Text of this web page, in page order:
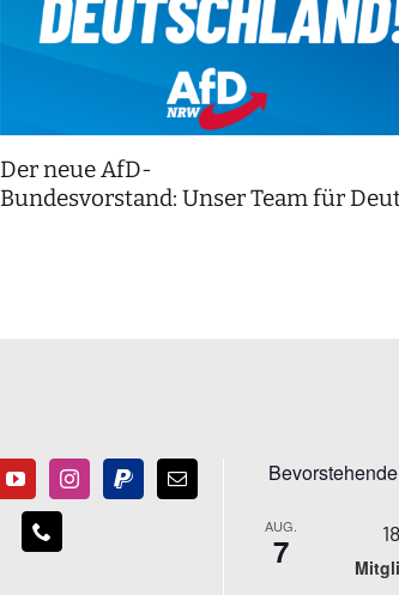
Der neue AfD-
Bundesvorstand: Unser Team für
AUG.
7